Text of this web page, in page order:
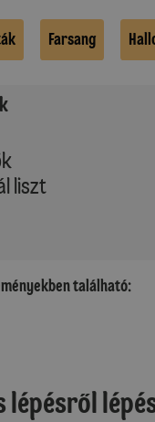
Farsang
liszt
található:
lépésről